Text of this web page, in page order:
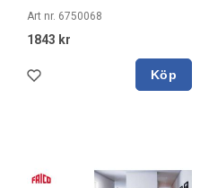
Art nr. 6750068
1843 kr
Köp